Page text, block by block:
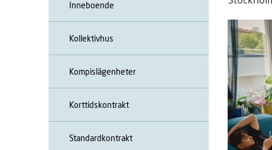
Inneboende
Kollektivhus
Kompislägenheter
Korttidskontrakt
Standardkontrakt